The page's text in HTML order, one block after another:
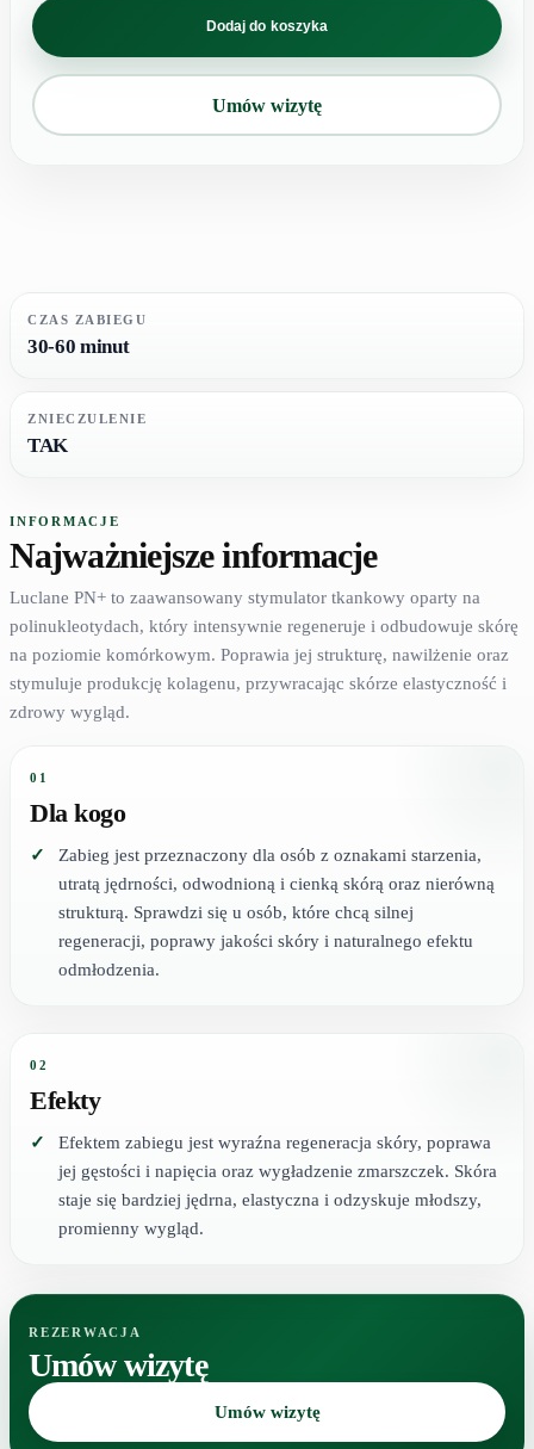
STYMULATORY
TKANKOWE
→
Luclane
PN+
Dodaj do koszyka
Umów wizytę
CZAS ZABIEGU
30-60 minut
ZNIECZULENIE
TAK
INFORMACJE
Najważniejsze informacje
Luclane PN+ to zaawansowany stymulator tkankowy oparty na
polinukleotydach, który intensywnie regeneruje i odbudowuje skórę
na poziomie komórkowym. Poprawia jej strukturę, nawilżenie oraz
stymuluje produkcję kolagenu, przywracając skórze elastyczność i
zdrowy wygląd.
01
Dla kogo
Zabieg jest przeznaczony dla osób z oznakami starzenia,
utratą jędrności, odwodnioną i cienką skórą oraz nierówną
strukturą. Sprawdzi się u osób, które chcą silnej
regeneracji, poprawy jakości skóry i naturalnego efektu
odmłodzenia.
02
Efekty
Efektem zabiegu jest wyraźna regeneracja skóry, poprawa
jej gęstości i napięcia oraz wygładzenie zmarszczek. Skóra
staje się bardziej jędrna, elastyczna i odzyskuje młodszy,
promienny wygląd.
REZERWACJA
Umów wizytę
Umów wizytę